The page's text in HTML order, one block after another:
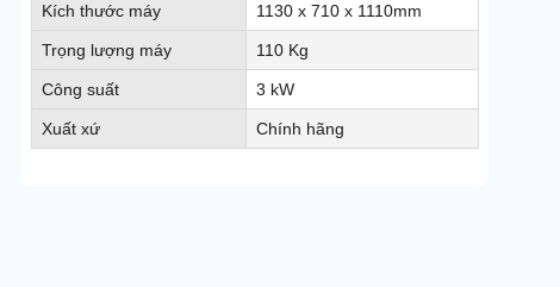
Kích thước máy 1130 x 710 x 1110mm
Trọng lượng máy 110 Kg
Công suất 3 kW
Xuất xứ Chính hãng